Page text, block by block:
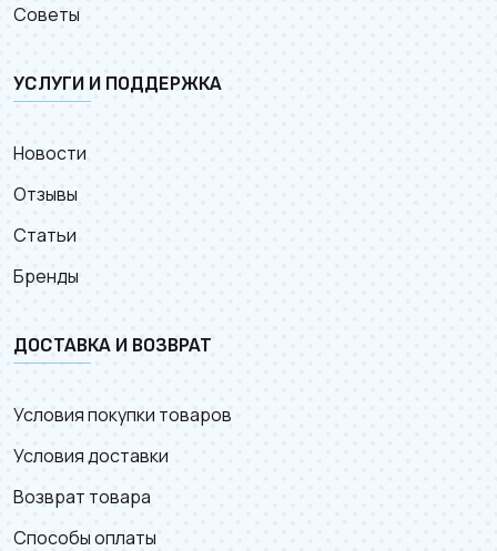
Советы
УСЛУГИ И ПОДДЕРЖКА
Новости
Отзывы
Статьи
Бренды
ДОСТАВКА И ВОЗВРАТ
Условия покупки товаров
Условия доставки
Возврат товара
Способы оплаты